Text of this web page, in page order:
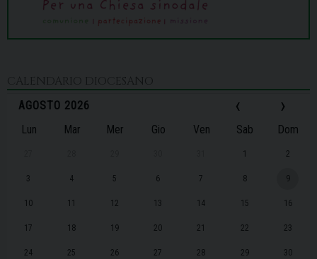
CALENDARIO DIOCESANO
‹
AGOSTO 2026 ›
Lun Mar Mer Gio Ven Sab Dom
1 2
3 4 5 6 7 8 9
10 11 12 13 14 15 16
17 18 19 20 21 22 23
24 25 26 27 28 29 30